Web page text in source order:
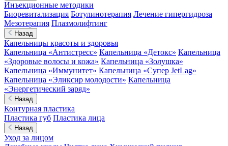
Инъекционные методики
Биоревитализация Ботулинотерапия Лечение гипергидроза
Мезотерапия Плазмолифтинг
Назад
Капельницы красоты и здоровья
Капельница «Антистресс» Капельница «Детокс» Капельница
«Здоровые волосы и кожа» Капельница «Золушка»
Капельница «Иммунитет» Капельница «Супер JetLag»
Капельница «Эликсир молодости» Капельница
«Энергетический заряд»
Назад
Контурная пластика
Пластика губ Пластика лица
Назад
Уход за лицом